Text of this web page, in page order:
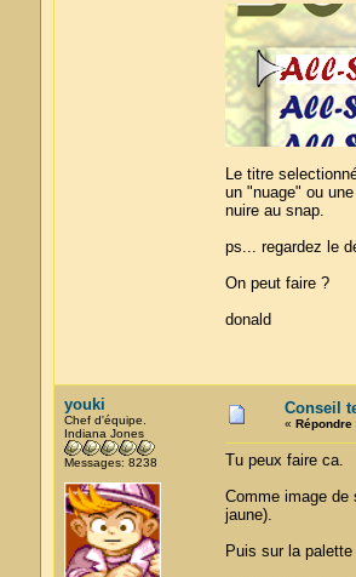
Le titre
un "nuage" ou
nuire au snap.
ps... regardez le
On peut faire ?
donald
youki
Chef d'équipe.
Indiana Jones
Messages: 8238
Conseil
« Répondre
Tu peux faire ca.
Comme image de
jaune).
Puis sur la